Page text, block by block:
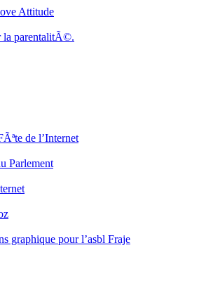
Attitude
la parentalitÃ©.
de l’Internet
Parlement
graphique pour l’asbl Fraje